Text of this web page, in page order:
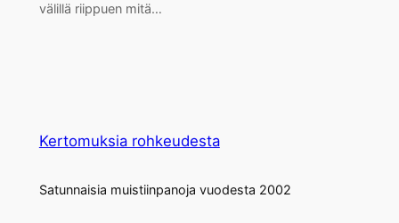
välillä riippuen mitä…
Kertomuksia rohkeudesta
Satunnaisia muistiinpanoja vuodesta 2002